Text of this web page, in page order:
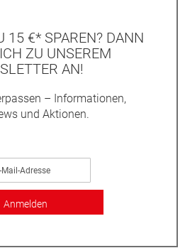
15 €* SPAREN? DANN
ZU UNSEREM
AN!
– Informationen,
und Aktionen.
Anmelden